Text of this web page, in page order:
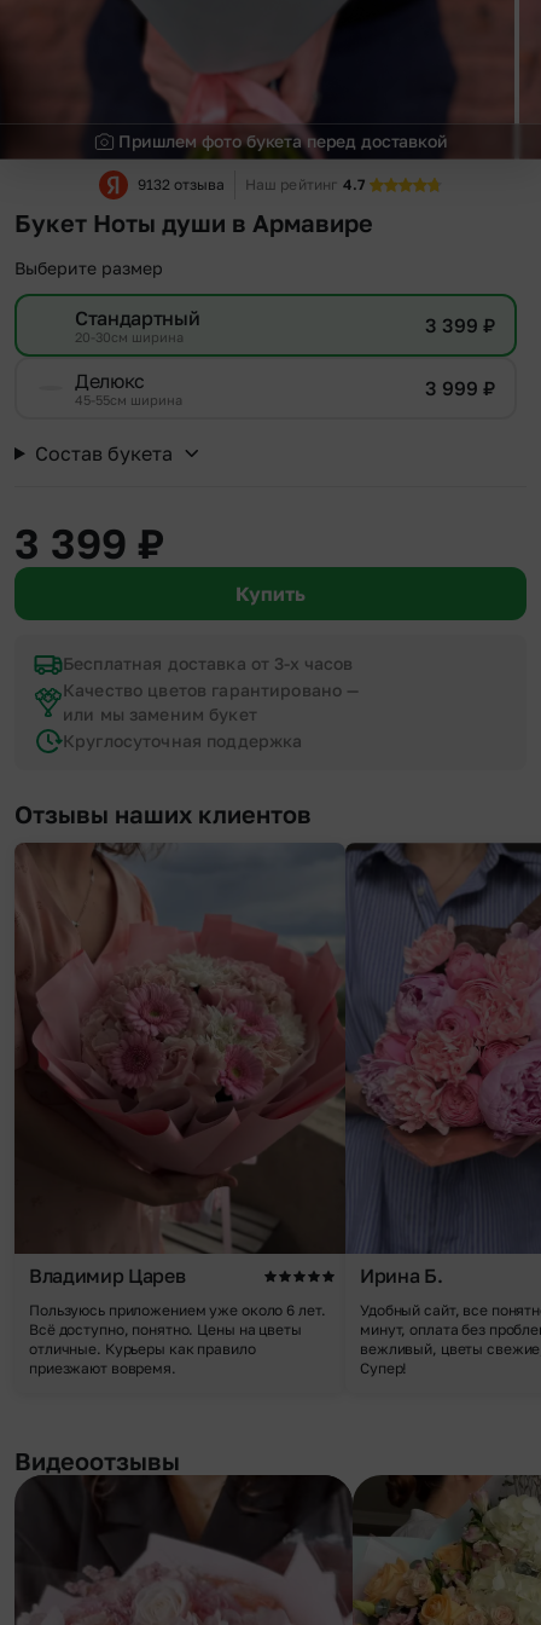
Пришлем фото букета перед доставкой
9132 отзыва Наш рейтинг 4.7
Букет Ноты души в Армавире
Выберите размер
Стандартный
20-30см ширина 3 399 ₽
Делюкс
45-55см ширина 3 999 ₽
Состав букета
3 399 ₽
Купить
Бесплатная доставка от 3-х часов
Качество цветов гарантировано —
или мы заменим букет
Круглосуточная поддержка
Отзывы наших клиентов
Владимир Царев
Пользуюсь приложением уже около 6 лет.
Всё доступно, понятно. Цены на цветы
отличные. Курьеры как правило
приезжают вовремя.
Ирина Б.
Удобный сайт, все
минут, оплата без
вежливый, цветы
Супер!
Видеоотзывы